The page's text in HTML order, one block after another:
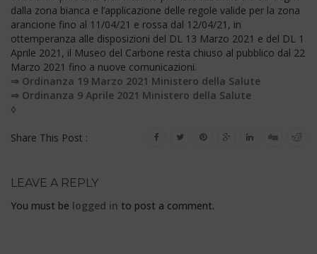
dalla zona bianca e l’applicazione delle regole valide per la zona
arancione fino al 11/04/21 e rossa dal 12/04/21, in
ottemperanza alle disposizioni del DL 13 Marzo 2021 e del DL 1
Aprile 2021, il Museo del Carbone resta chiuso al pubblico dal 22
Marzo 2021 fino a nuove comunicazioni.
⇒ Ordinanza 19 Marzo 2021 Ministero della Salute
⇒ Ordinanza 9 Aprile 2021 Ministero della Salute
◊
Share This Post :
LEAVE A REPLY
You must be logged in to post a comment.